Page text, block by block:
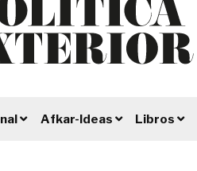
Afkar-Ideas Libros